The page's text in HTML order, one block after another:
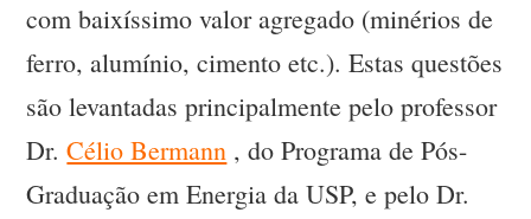
com baixíssimo valor agregado (minérios de
ferro, alumínio, cimento etc.). Estas questões
são levantadas principalmente pelo professor
Dr.Célio Bermann , do Programa de Pós-
Graduação em Energia da USP, e pelo Dr.